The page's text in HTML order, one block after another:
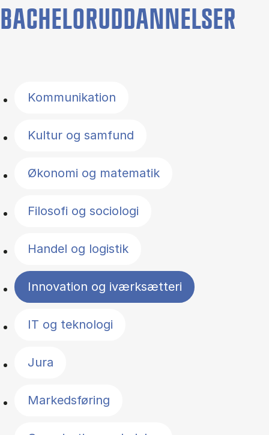
BACHELORUDDANNELSER
Kommunikation
Kultur og samfund
Økonomi og matematik
Filosofi og sociologi
Handel og logistik
Innovation og iværksætteri
IT og teknologi
Jura
Markedsføring